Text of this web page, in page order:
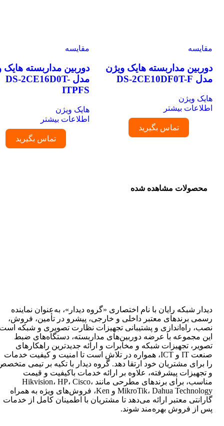
مقایسه
دوربین مداربسته هایک ویژن
مدل DS-2CE10DF0T-F
هایک ویژن
اطلاعات بیشتر
تماس بگیرید
مقایسه
دوربین مداربسته هایک
مدل DS-2CE16D0T-
ITPFS
هایک ویژن
اطلاعات بیشتر
تماس بگیرید
محصولات مشاهده شده
دیدار شبکه رایان با نام اختصاری «گروه دیدار»، به‌عنوان نماینده
رسمی برندهای معتبر داخلی و خارجی، پیشرو در تأمین، فروش،
نصب، راه‌اندازی و پشتیبانی تجهیزات نظارت تصویری و شبکه است.
این مجموعه با عرضه دوربین‌های مداربسته، دستگاه‌های ضبط
تصویر، تجهیزات شبکه و مخابرات و ارائه جدیدترین راهکارهای
صنعت IT و ICT، همواره در تلاش است تا امنیت و کیفیت خدمات
را برای مشتریان خود ارتقا دهد. گروه دیدار با تکیه بر تیمی متخصص
و تجهیزات پیشرفته، علاوه بر ارائه خدمات باکیفیت و قیمت
مناسب، برای برندهای مطرحی مانند Hikvision، HP، Cisco،
MikroTik، Dahua Technology و Ken، فروش‌های ویژه به همراه
گارانتی معتبر ارائه می‌دهد تا مشتریان با اطمینان کامل از خدمات
پس از فروش بهره‌مند شوند.